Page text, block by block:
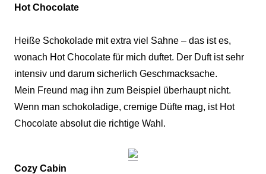
Hot Chocolate
Heiße Schokolade mit extra viel Sahne – das ist es,
wonach Hot Chocolate für mich duftet. Der Duft ist sehr
intensiv und darum sicherlich Geschmacksache.
Mein Freund mag ihn zum Beispiel überhaupt nicht.
Wenn man schokoladige, cremige Düfte mag, ist Hot
Chocolate absolut die richtige Wahl.
Cozy Cabin